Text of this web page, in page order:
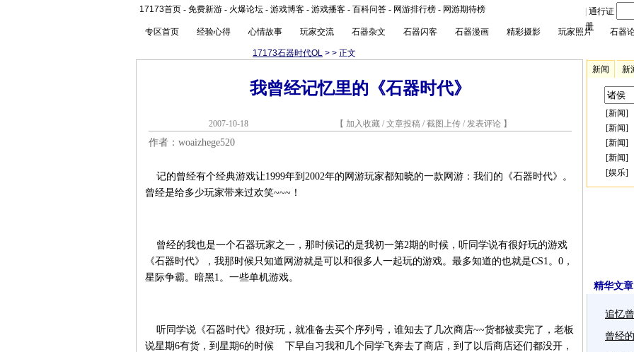
17173首页 - 免费新游 - 火爆论坛 - 游戏博客 - 游戏播客 - 百科问答 - 网游排行榜 - 网游期待榜 通行证
册
专区首页 经验心得 心情故事 玩家交流 石器杂文 石器闪客 石器漫画 精彩摄影 玩家照片 石器
17173石器时代OL > > 正文
我曾经记忆里的《石器时代》
2007-10-18 【 加入收藏 / 文章投稿 / 截图上传 / 发表评论 】
作者：woaizhege520
记的曾经有个经典游戏让1999年到2002年的网游玩家都知晓的一款网游：我们的《石器时代》。
曾经是给多少玩家带来过欢笑~~~！
曾经的我也是一个石器玩家之一，那时候记的是我初一第2期的时候，听同学说有很好玩的游戏
《石器时代》，我那时候只知道网游就是可以和很多人一起玩的游戏。最多知道的也就是CS1。0，
星际争霸。暗黑1。一些单机游戏。
听同学说《石器时代》很好玩，就准备去买个序列号，谁知去了几次商店~~货都被卖完了，老板
说星期6有货，到星期6的时候 下早自习我和几个同学飞奔去了商店，到了以后商店还们都没开，
新闻 新
[新闻]
[新闻]
[新闻]
[新闻]
[娱乐]
精华文章
追忆
曾经